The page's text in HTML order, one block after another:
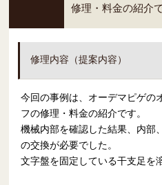
修理・料金の紹介で
修理内容（提案内容）
今回の事例は、オーデマピゲの
フの修理・料金の紹介です。
機械内部を確認した結果、内部
の交換が必要でした。
文字盤を固定している干支足を